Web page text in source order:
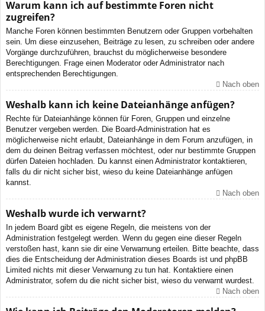
Warum kann ich auf bestimmte Foren nicht
zugreifen?
Manche Foren können bestimmten Benutzern oder Gruppen vorbehalten
sein. Um diese einzusehen, Beiträge zu lesen, zu schreiben oder andere
Vorgänge durchzuführen, brauchst du möglicherweise besondere
Berechtigungen. Frage einen Moderator oder Administrator nach
entsprechenden Berechtigungen.
Nach oben
Weshalb kann ich keine Dateianhänge anfügen?
Rechte für Dateianhänge können für Foren, Gruppen und einzelne
Benutzer vergeben werden. Die Board-Administration hat es
möglicherweise nicht erlaubt, Dateianhänge in dem Forum anzufügen, in
dem du deinen Beitrag verfassen möchtest, oder nur bestimmte Gruppen
dürfen Dateien hochladen. Du kannst einen Administrator kontaktieren,
falls du dir nicht sicher bist, wieso du keine Dateianhänge anfügen
kannst.
Nach oben
Weshalb wurde ich verwarnt?
In jedem Board gibt es eigene Regeln, die meistens von der
Administration festgelegt werden. Wenn du gegen eine dieser Regeln
verstoßen hast, kann sie dir eine Verwarnung erteilen. Bitte beachte, dass
dies die Entscheidung der Administration dieses Boards ist und phpBB
Limited nichts mit dieser Verwarnung zu tun hat. Kontaktiere einen
Administrator, sofern du die nicht sicher bist, wieso du verwarnt wurdest.
Nach oben